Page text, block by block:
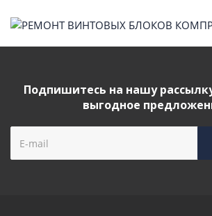
Подпишитесь на нашу
выгодное